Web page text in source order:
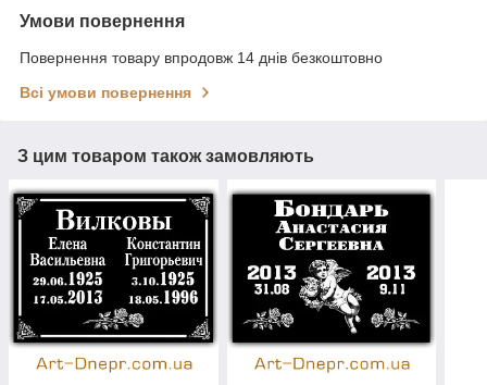
Умови повернення
Повернення товару впродовж 14 днів безкоштовно
Всі умови повернення
З цим товаром також замовляють